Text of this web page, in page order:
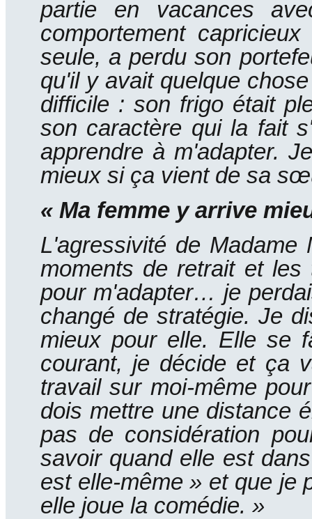
partie en vacances
comportement
seule, a perdu son
qu'il y avait quelque
difficile : son frigo était
son caractère qui la fait
apprendre à m'adapter.
mieux si ça vient de sa
« Ma femme y arrive
L'agressivité de
moments de retrait et les
pour m'adapter… je
changé de stratégie. Je
mieux pour elle. Elle se
courant, je décide et ça
travail sur moi-même
dois mettre une distance
pas de considération
savoir quand elle est
est elle-même » et que je
elle joue la comédie. »